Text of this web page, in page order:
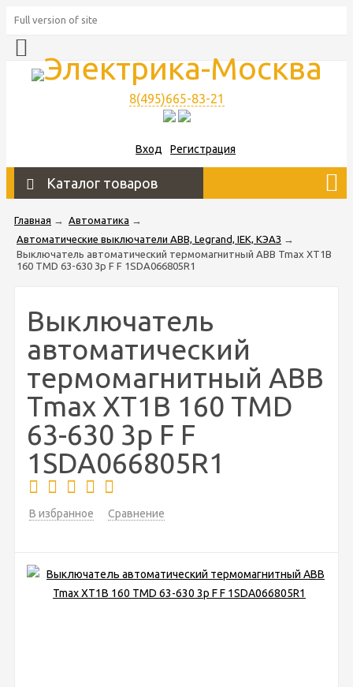
Full version of site
8(495)665-83-21
Вход Регистрация
Каталог товаров
Главная → Автоматика →
Автоматические выключатели ABB, Legrand, IEK, КЭАЗ →
Выключатель автоматический термомагнитный ABB Tmax XT1B
160 TMD 63-630 3p F F 1SDA066805R1
Выключатель
автоматический
термомагнитный ABB
Tmax XT1B 160 TMD
63-630 3p F F
1SDA066805R1
В избранное Сравнение